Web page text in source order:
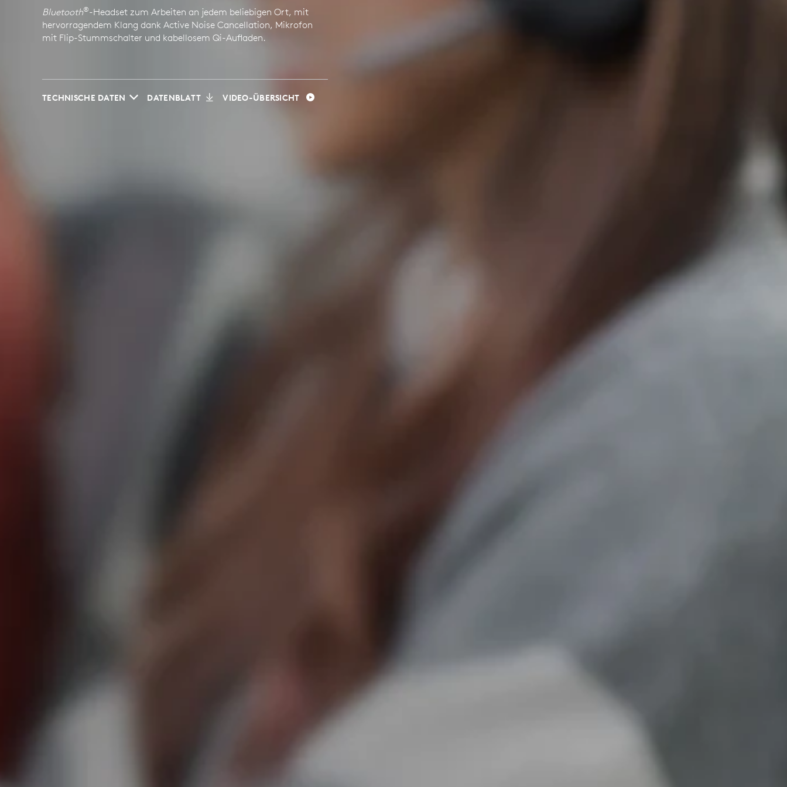
Bluetooth®-Headset zum Arbeiten an jedem beliebigen Ort, mit
hervorragendem Klang dank Active Noise Cancellation, Mikrofon
mit Flip-Stummschalter und kabellosem Qi-Aufladen.
TECHNISCHE DATEN DATENBLATT VIDEO-ÜBERSICHT